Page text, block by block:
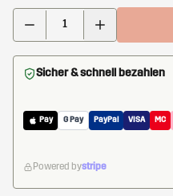
Sicher & schnell bezahlen
Pay G Pay PayPal VISA MC
Powered bystripe